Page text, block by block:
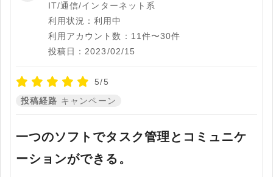
IT/通信/インターネット系
利用状況：利用中
利用アカウント数：11件〜30件
投稿日：2023/02/15
5/5
投稿経路 キャンペーン
一つのソフトでタスク管理とコミュニケ
ーションができる。